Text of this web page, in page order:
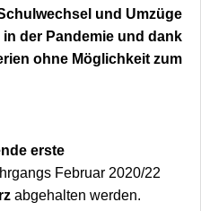
und Umzüge
der Pandemie und dank
ohne Möglichkeit zum
erste
Februar 2020/22
abgehalten werden.